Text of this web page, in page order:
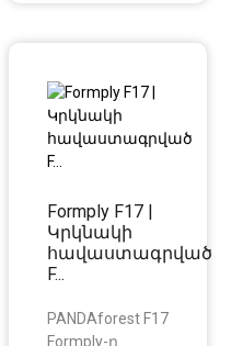
Formply F17 |
Կրկնակի
հավաստագրված
F...
PANDAforest F17
Formply-ը